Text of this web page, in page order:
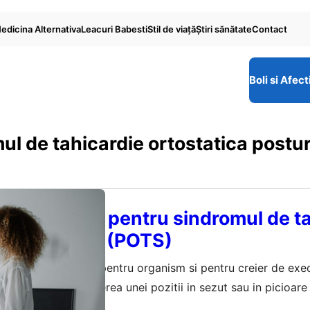
AlternativaLeacuri BabestiStil de viaţăŞtiri sănătateContact
Boli si
de tahicardie ortostatica
naturiste pentru sindromul de
posturala (POTS)
ceva banal, simplu pentru organism si pentru creier de
verticala si metinerea unei pozitii in sezut sau in
provocari destul de mari mai ales pentru sistemul